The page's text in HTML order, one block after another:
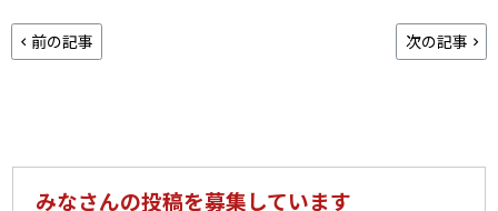
前の記事 次の記事
みなさんの投稿を募集しています